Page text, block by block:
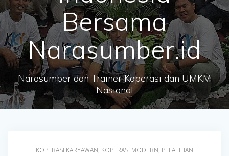
Bersama
Narasumber.id
Narasumber dan Trainer Koperasi dan UMKM
Nasional
KOPERASI KARYAWAN, KOPERASI MODERN, PELATIHAN